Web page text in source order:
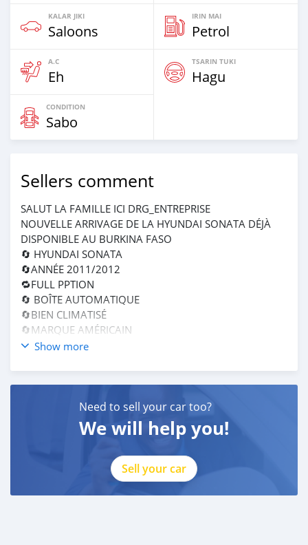
KALAR JIKI
Saloons
IRIN MAI
Petrol
A.C
Eh
TSARIN TUKI
Hagu
CONDITION
Sabo
Sellers comment
SALUT LA FAMILLE ICI DRG_ENTREPRISE
NOUVELLE ARRIVAGE DE LA HYUNDAI SONATA DÉJÀ
DISPONIBLE AU BURKINA FASO
🔄 HYUNDAI SONATA
🔄ANNÉE 2011/2012
🔁FULL PPTION
🔄 BOÎTE AUTOMATIQUE
🔄BIEN CLIMATISÉ
🔄MARQUE AMÉRICAIN
🔁4 CYLINDRE
🔄BOUTON DE DÉMARRAGE
🔄1ANS DE GARANTIE SUR LE MOTEUR
🔄BLUETOOTH INTÉGRER
🔄PRIX 4 .600.000 FRANC CFA TTC
🔄DÉJÀ DISPONIBLE AU BURKINA FASO
Show more
Need to sell your car too?
We will help you!
Sell your car